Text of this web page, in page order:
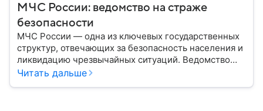
МЧС России: ведомство на страже
безопасности
МЧС России — одна из ключевых государственных
структур, отвечающих за безопасность населения и
ликвидацию чрезвычайных ситуаций. Ведомство
играет важную роль в защите граждан от
Читать дальше